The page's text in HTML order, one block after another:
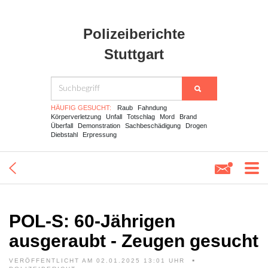
Polizeiberichte
Stuttgart
HÄUFIG GESUCHT: Raub
Fahndung
Körperverletzung
Unfall Totschlag Mord
Brand
Überfall
Demonstration Sachbeschädigung
Drogen
Diebstahl
Erpressung
POL-S: 60-Jährigen
ausgeraubt - Zeugen gesucht
VERÖFFENTLICHT AM 02.01.2025 13:01 UHR